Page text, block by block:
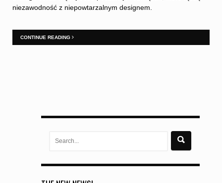
niezawodność z niepowtarzalnym designem.
CONTINUE READING